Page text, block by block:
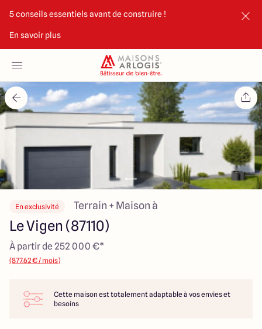
5 conseils essentiels avant de construire !
En savoir plus
Nos maisons
Nos annonces
Qui sommes-nous
Maisons ARLOGIS Limoges
En exclusivité Terrain + Maison à
Le Vigen (87110)
À partir de 252 000 €*
(877.62 € / mois)
Cette maison est totalement adaptable à vos envies et
besoins